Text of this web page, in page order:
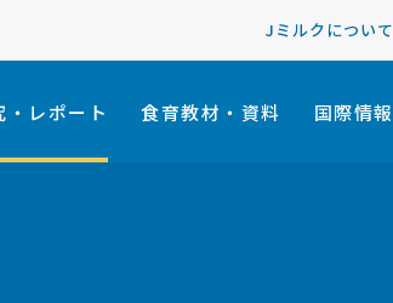
Jミルクについて
・レポート 食育教材・資料 国際情報